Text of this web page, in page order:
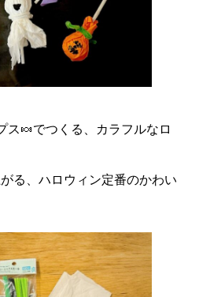
ス🍬でつくる、カラフルなロ
る、ハロウィン定番のかわい